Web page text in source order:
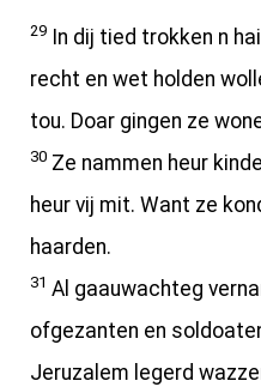
29 In dij tied trokken n
recht en wet holden
tou. Doar gingen ze
30 Ze nammen heur
heur vij mit. Want ze
haarden.
31 Al gaauwachteg
ofgezanten en
Jeruzalem legerd